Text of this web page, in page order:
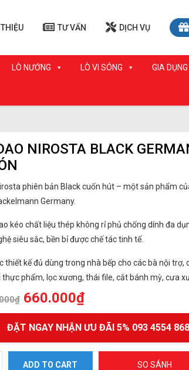
TƯ VẤN DỊCH VỤ
LÒ NƯỚNG LÒ VI SÓNG GIA DỤNG
NIROSTA BLACK
phiên bản Black cuốn hút – một sản phẩm
Germany.
kéo chất liệu thép không rỉ phủ chống dính đa
siêu sắc, bền bỉ được chế tác tinh tế.
thiết kế đủ dùng trong nhà bếp cho các bà nội trợ,
phẩm, lọc xương, thái file, cắt bánh mỳ, cưa
₫ 660.000₫
ĐẶT NGAY NHẬN ƯU ĐÃI 5% 093 4554 868
NIROSTA BLACK GERMANY 6 MÓN quantity
ADD TO CART SO SÁNH